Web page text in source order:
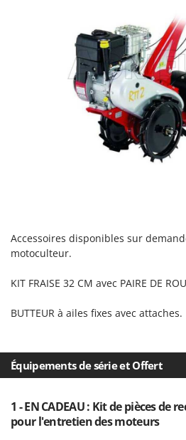
Sunseeker
TecnoGen
Tellarini Pompe
Tornado
Trev - Abrek - TecnoVIR
Trotec
U
Udor
V
Accessoires disponibles sur
motoculteur.
KIT FRAISE 32 CM avec PAIRE DE
BUTTEUR à ailes fixes avec attaches.
Équipements de série et Offert
1 - EN CADEAU : Kit de pièces de
pour l'entretien des moteurs